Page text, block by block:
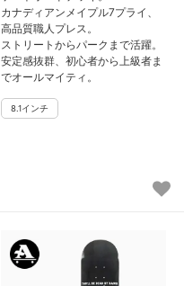
カナディアンメイプル7プライ、
高品質職人プレス。
ストリートからパークまで活躍。
安定感抜群、初心者から上級者ま
でオールマイティ。